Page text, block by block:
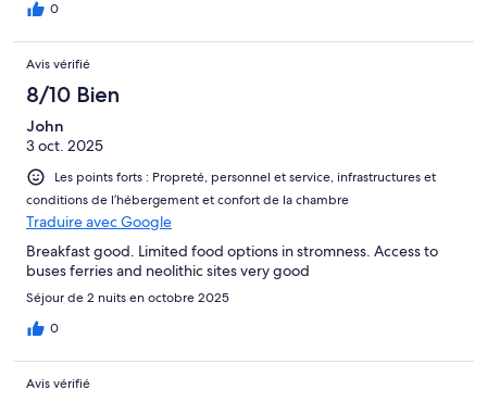
0
Avis vérifié
8/10 Bien
John
3 oct. 2025
Les points forts : Propreté, personnel et service, infrastructures et
conditions de l’hébergement et confort de la chambre
Traduire avec Google
Breakfast good. Limited food options in stromness. Access to
buses ferries and neolithic sites very good
Séjour de 2 nuits en octobre 2025
0
Avis vérifié